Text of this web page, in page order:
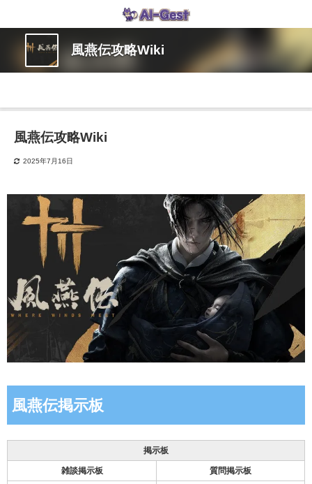
風燕伝攻略Wiki
風燕伝攻略Wiki
2025年7月16日
風燕伝掲示板
掲示板
雑談掲示板 質問掲示板